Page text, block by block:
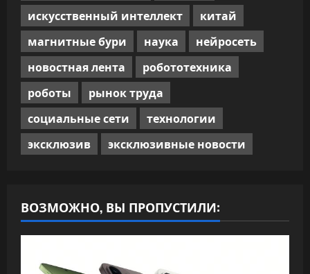
искусственный интеллект
китай
магнитные бури
наука
нейросеть
новостная лента
робототехника
роботы
рынок труда
социальные сети
технологии
эксклюзив
эксклюзивные новости
ВОЗМОЖНО, ВЫ ПРОПУСТИЛИ: